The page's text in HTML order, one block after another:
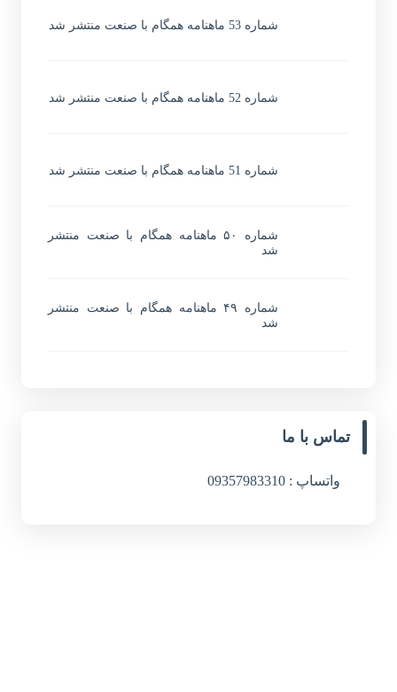
شماره 53 ماهنامه همگام با صنعت منتشر شد
شماره 52 ماهنامه همگام با صنعت منتشر شد
شماره 51 ماهنامه همگام با صنعت منتشر شد
شماره ۵۰ ماهنامه همگام با صنعت منتشر
شد
شماره ۴۹ ماهنامه همگام با صنعت منتشر
شد
تماس با ما
واتساپ : 09357983310